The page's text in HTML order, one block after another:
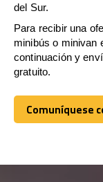
del Sur.
Para recibir una
minibús o minivan
continuación y
gratuito.
Comuníquese
Comuníquese